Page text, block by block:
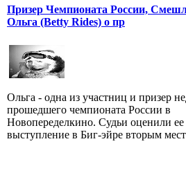
Призер Чемпионата России,
Ольга (Betty Rides) о пр
Ольга - одна из участниц и призер
прошедшего чемпионата России в
Новопеределкино. Судьи оценили ее
выступление в Биг-эйре вторым